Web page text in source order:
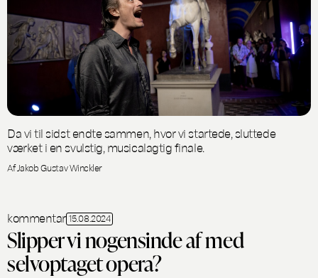
Da vi til sidst endte sammen, hvor vi startede, sluttede
værket i en svulstig, musicalagtig finale.
Af Jakob Gustav Winckler
kommentar 15.08.2024
Slipper vi nogensinde af med
selvoptaget opera?